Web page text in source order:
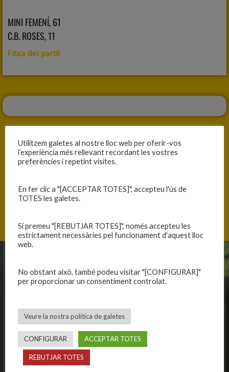
MINI FEMENÍ, 61
C.B. ROSES, 11
Fitxa del partit
VICTÒRIA CONTRA PRONÒSTIC CLARA DERROTA
Història
Avís legal
Política de privadesa
Política de galetes
Privadesa a les xarxes
Primer equip masculí
Equips femenins
C.E. El Vilar
Utilitzem galetes al nostre lloc web per oferir-vos
l’experiència més rellevant recordant les vostres
preferències i repetint visites.
En fer clic a "[ACCEPTAR TOTES]", accepteu l'ús de
TOTES les galetes.
Si premeu "[REBUTJAR TOTES]", només accepteu les
estrictament necessàries pel funcionament d'aquest lloc
web.
No obstant això, també podeu visitar "[CONFIGURAR]"
per proporcionar un consentiment controlat.
Veure la nostra política de galetes
CONFIGURAR ACCEPTAR TOTES
REBUTJAR TOTES